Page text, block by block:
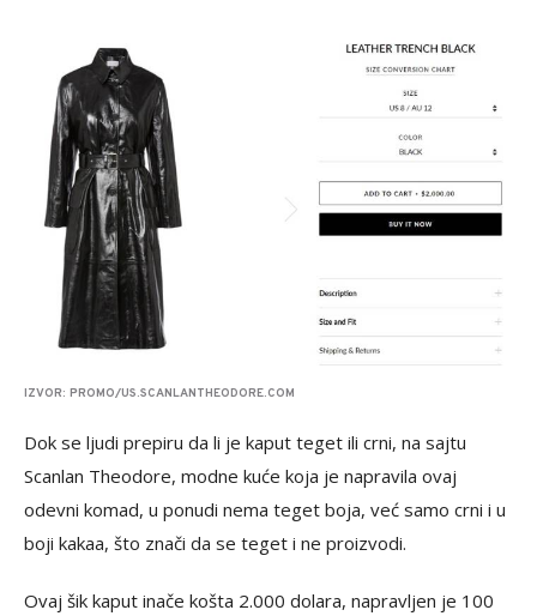
IZVOR: PROMO/US.SCANLANTHEODORE.COM
Dok se ljudi prepiru da li je kaput teget ili crni, na sajtu
Scanlan Theodore, modne kuće koja je napravila ovaj
odevni komad, u ponudi nema teget boja, već samo crni i u
boji kakaa, što znači da se teget i ne proizvodi.
Ovaj šik kaput inače košta 2.000 dolara, napravljen je 100